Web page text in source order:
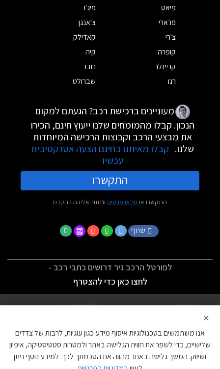
פיאט
פיג'ו
פרארי
צ'אנגן
צ'רי
קאדילק
קופרה
קיה
קרייזלר
רובר
רנו
שברולט
מעוניינים ברכישת רכב? הגעתם למקום
הנכון. קבלו מהמומחים שלנו ייעוץ חינם, הכירו
את מבצעי הרכב וקבוצות הרכישה המיוחדות
שלנו. קבלו מאיתנו בחינם הצעה אטרקטיבית
עכשיו
התקשרו
התקשרו או מלאו פרטים ונחזור אליכם בהקדם
שתף
לפורטל הרכב גיר דרושים כתבי רכב -
לחצו כאן כדי להצטרף
אודותינו
שאלות נפוצות
הצהרת נגישות
צור קשר
עוגיות
×
אנו משתמשים בטכנולוגיות איסוף מידע כגון עוגיות, לרבות של צדדים
שלישיים, כדי לשפר את חווית הגלישה באתר ולמטרות סטטיסטיקה, איפיון
ושיווק. המשך גלישה באתר מהווה את הסכמתך לכך. למידע נוסף ניתן